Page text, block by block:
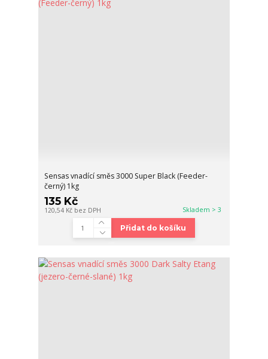
Sensas vnadící směs 3000 Super Black (Feeder-
černý) 1kg
135 Kč
120,54 Kč bez DPH Skladem > 3
Přidat do košíku